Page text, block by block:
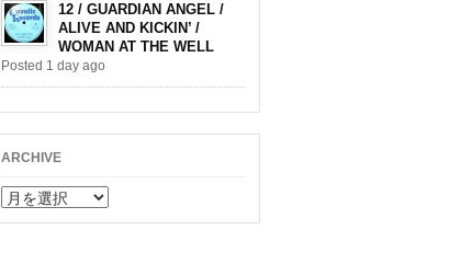
12 / GUARDIAN ANGEL /
ALIVE AND KICKIN’ /
WOMAN AT THE WELL
Posted 1 day ago
ARCHIVE
ARCHIVE